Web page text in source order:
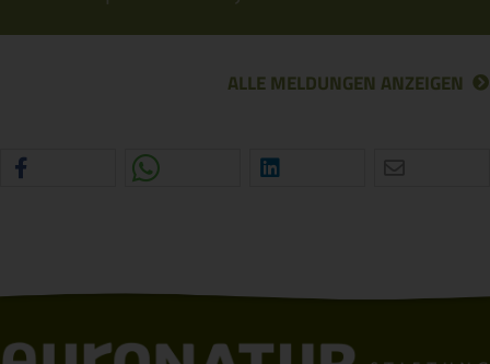
ALLE MELDUNGEN ANZEIGEN